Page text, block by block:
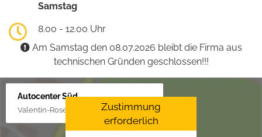
Samstag
8.00 - 12.00 Uhr
Am Samstag den 08.07.2026 bleibt die Firma aus
technischen Gründen geschlossen!!!
Autocenter Süd
Valentin-Rose-Str. 3, 16816 Neuruppin
Zustimmung
erforderlich